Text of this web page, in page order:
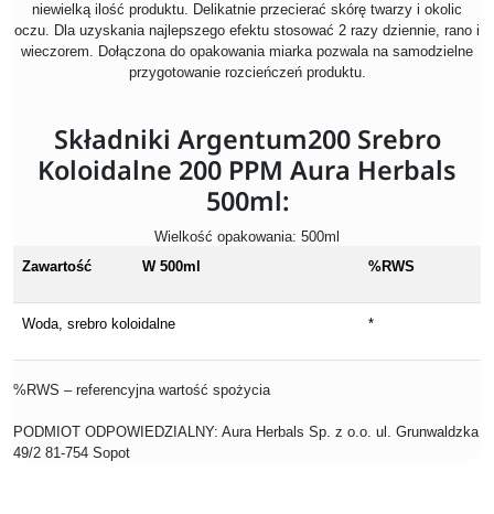
niewielką ilość produktu. Delikatnie przecierać skórę twarzy i okolic
oczu. Dla uzyskania najlepszego efektu stosować 2 razy dziennie, rano i
wieczorem. Dołączona do opakowania miarka pozwala na samodzielne
przygotowanie rozcieńczeń produktu.
Składniki Argentum200 Srebro
Koloidalne 200 PPM Aura Herbals
500ml:
Wielkość opakowania: 500ml
Zawartość
W 500ml %RWS
Woda, srebro koloidalne *
%RWS – referencyjna wartość spożycia
PODMIOT ODPOWIEDZIALNY: Aura Herbals Sp. z o.o. ul. Grunwaldzka
49/2 81-754 Sopot